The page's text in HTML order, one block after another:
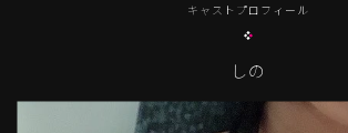
キャストプロフィール
しの